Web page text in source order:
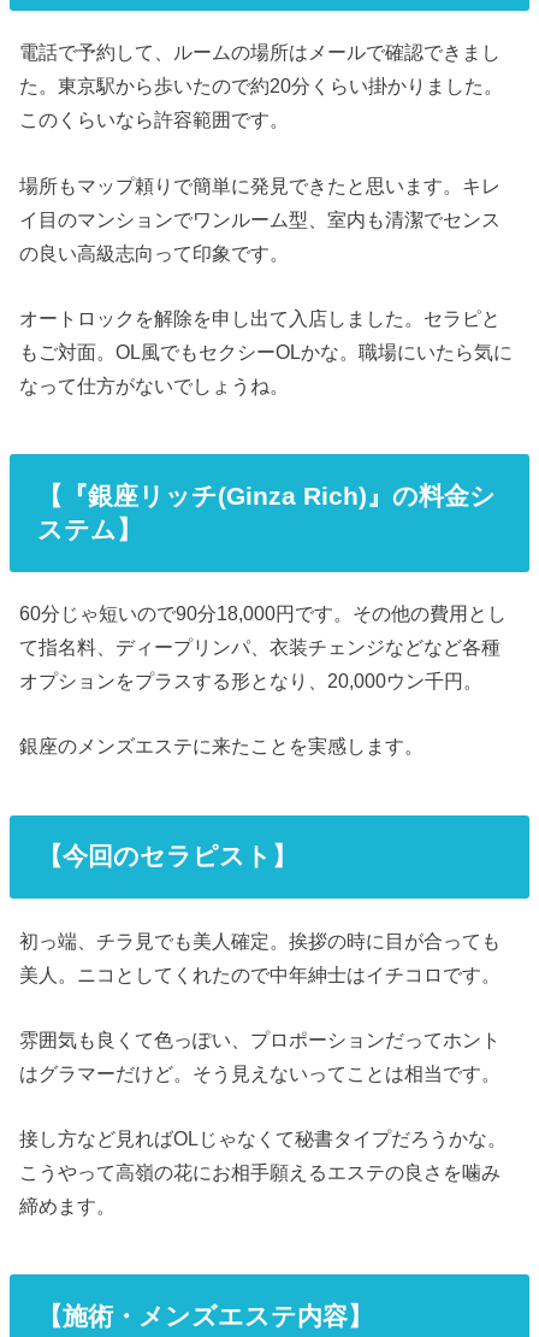
電話で予約して、ルームの場所はメールで確認できまし
た。東京駅から歩いたので約20分くらい掛かりました。
このくらいなら許容範囲です。
場所もマップ頼りで簡単に発見できたと思います。キレ
イ目のマンションでワンルーム型、室内も清潔でセンス
の良い高級志向って印象です。
オートロックを解除を申し出て入店しました。セラピと
もご対面。OL風でもセクシーOLかな。職場にいたら気に
なって仕方がないでしょうね。
【『銀座リッチ(Ginza Rich)』の料金シ
ステム】
60分じゃ短いので90分18,000円です。その他の費用とし
て指名料、ディープリンパ、衣装チェンジなどなど各種
オプションをプラスする形となり、20,000ウン千円。
銀座のメンズエステに来たことを実感します。
【今回のセラピスト】
初っ端、チラ見でも美人確定。挨拶の時に目が合っても
美人。ニコとしてくれたので中年紳士はイチコロです。
雰囲気も良くて色っぽい、プロポーションだってホント
はグラマーだけど。そう見えないってことは相当です。
接し方など見ればOLじゃなくて秘書タイプだろうかな。
こうやって高嶺の花にお相手願えるエステの良さを噛み
締めます。
【施術・メンズエステ内容】